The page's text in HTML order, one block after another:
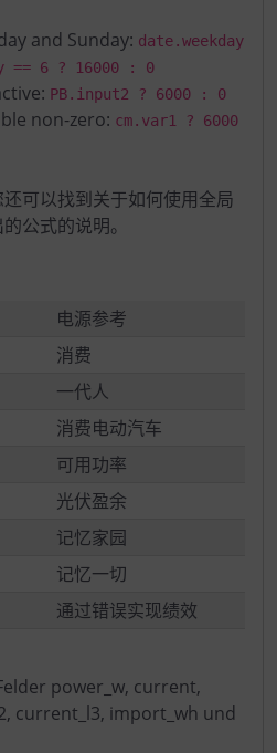
and Sunday: date.weekday
== 6 ? 16000 : 0
PB.input2 ? 6000 : 0
non-zero: cm.var1 ? 6000
还可以找到关于如何使用全局
公式的说明。
电源参考
消费
一代人
消费电动汽车
可用功率
光伏盈余
记忆家园
记忆一切
通过错误实现绩效
power_w, current,
current_l3, import_wh und